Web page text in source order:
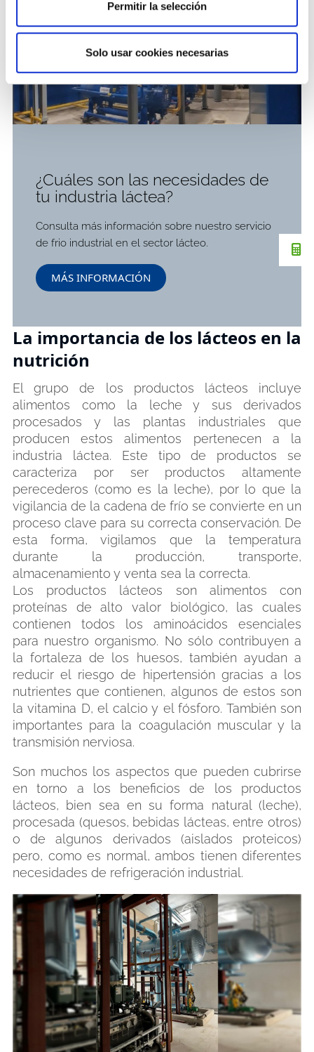
Permitir la selección
Solo usar cookies necesarias
¿Cuáles son las necesidades de
tu industria láctea?
Consulta más información sobre nuestro servicio
de frio industrial en el sector lácteo.
MÁS INFORMACIÓN
La importancia de los lácteos en la
nutrición
El grupo de los productos lácteos incluye
alimentos como la leche y sus derivados
procesados y las plantas industriales que
producen estos alimentos pertenecen a la
industria láctea. Este tipo de productos se
caracteriza por ser productos altamente
perecederos (como es la leche), por lo que la
vigilancia de la cadena de frío se convierte en un
proceso clave para su correcta conservación. De
esta forma, vigilamos que la temperatura
durante la producción, transporte,
almacenamiento y venta sea la correcta.
Los productos lácteos son alimentos con
proteínas de alto valor biológico, las cuales
contienen todos los aminoácidos esenciales
para nuestro organismo. No sólo contribuyen a
la fortaleza de los huesos, también ayudan a
reducir el riesgo de hipertensión gracias a los
nutrientes que contienen, algunos de estos son
la vitamina D, el calcio y el fósforo. También son
importantes para la coagulación muscular y la
transmisión nerviosa.
Son muchos los aspectos que pueden cubrirse
en torno a los beneficios de los productos
lácteos, bien sea en su forma natural (leche),
procesada (quesos, bebidas lácteas, entre otros)
o de algunos derivados (aislados proteicos)
pero, como es normal, ambos tienen diferentes
necesidades de refrigeración industrial.